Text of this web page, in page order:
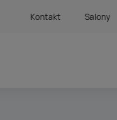
Kontakt Salony